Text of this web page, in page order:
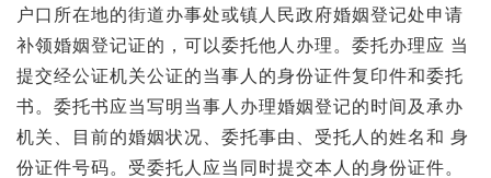
户口所在地的街道办事处或镇人民政府婚姻登记处申请
补领婚姻登记证的，可以委托他人办理。委托办理应 当
提交经公证机关公证的当事人的身份证件复印件和委托
书。委托书应当写明当事人办理婚姻登记的时间及承办
机关、目前的婚姻状况、委托事由、受托人的姓名和 身
份证件号码。受委托人应当同时提交本人的身份证件。